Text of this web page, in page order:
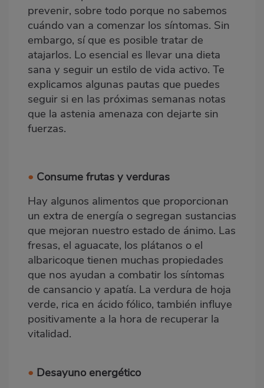
prevenir, sobre todo porque no sabemos
cuándo van a comenzar los síntomas. Sin
embargo, sí que es posible tratar de
atajarlos. Lo esencial es llevar una dieta
sana y seguir un estilo de vida activo. Te
explicamos algunas pautas que puedes
seguir si en las próximas semanas notas
que la astenia amenaza con dejarte sin
fuerzas.
• Consume frutas y verduras
Hay algunos alimentos que proporcionan
un extra de energía o segregan sustancias
que mejoran nuestro estado de ánimo. Las
fresas, el aguacate, los plátanos o el
albaricoque tienen muchas propiedades
que nos ayudan a combatir los síntomas
de cansancio y apatía. La verdura de hoja
verde, rica en ácido fólico, también influye
positivamente a la hora de recuperar la
vitalidad.
• Desayuno energético